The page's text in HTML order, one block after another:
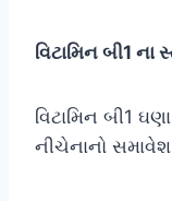
વિટામિન બી1 ના
વિટામિન બી1
નીચેનાનો